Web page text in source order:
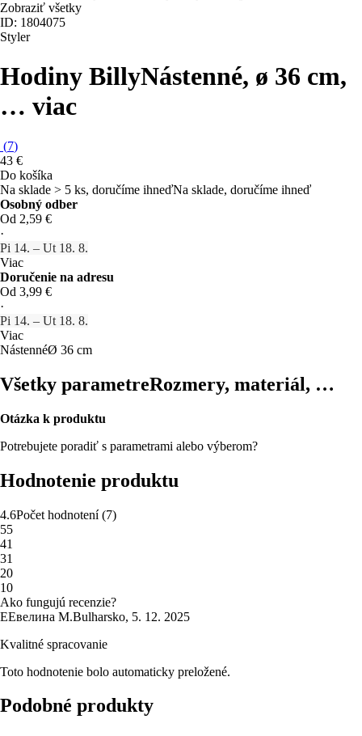
Zobraziť všetky
ID: 1804075
Styler
Hodiny BillyNástenné, ø 36 cm,
… viac
(7)
43 €
Do košíka
Na sklade > 5 ks, doručíme ihneďNa sklade, doručíme ihneď
Osobný odber
Od 2,59 €
·
Pi 14. – Ut 18. 8.
Viac
Doručenie na adresu
Od 3,99 €
·
Pi 14. – Ut 18. 8.
Viac
NástennéØ 36 cm
Všetky parametreRozmery, materiál, …
Otázka k produktu
Potrebujete poradiť s parametrami alebo výberom?
Hodnotenie produktu
4.6Počet hodnotení(7)
55
41
31
20
10
Ako fungujú recenzie?
ЕЕвелина М.Bulharsko, 5. 12. 2025
Kvalitné spracovanie
Toto hodnotenie bolo automaticky preložené.
Podobné produkty